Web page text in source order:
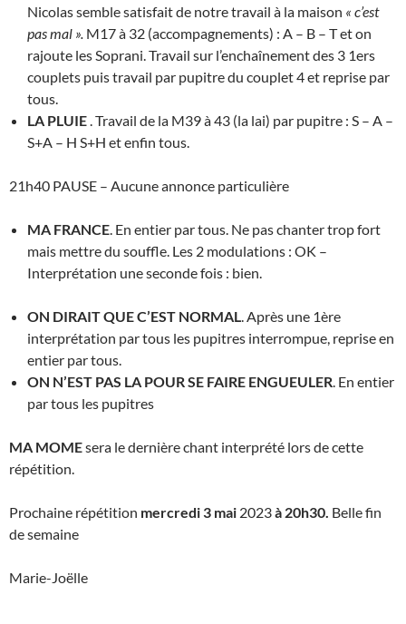
Nicolas semble satisfait de notre travail à la maison « c’est
pas mal ». M17 à 32 (accompagnements) : A – B – T et on
rajoute les Soprani. Travail sur l’enchaînement des 3 1ers
couplets puis travail par pupitre du couplet 4 et reprise par
tous.
LA PLUIE. Travail de la M39 à 43 (la lai) par pupitre : S – A –
S+A – H S+H et enfin tous.
21h40 PAUSE – Aucune annonce particulière
MA FRANCE. En entier par tous. Ne pas chanter trop fort
mais mettre du souffle. Les 2 modulations : OK –
Interprétation une seconde fois : bien.
ON DIRAIT QUE C’EST NORMAL. Après une 1ère
interprétation par tous les pupitres interrompue, reprise en
entier par tous.
ON N’EST PAS LA POUR SE FAIRE ENGUEULER. En entier
par tous les pupitres
MA MOMEsera le dernière chant interprété lors de cette
répétition.
Prochaine répétition mercredi 3 mai 2023à 20h30. Belle fin
de semaine
Marie-Joëlle